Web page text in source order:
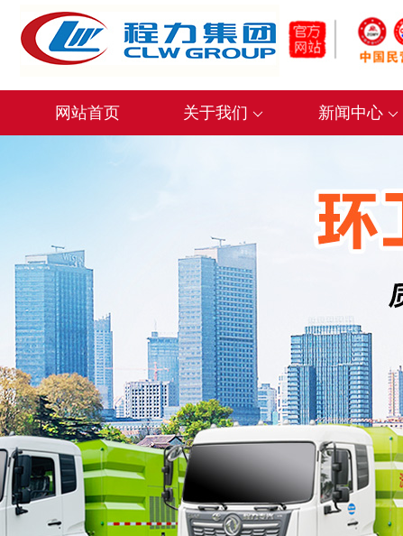
网站首页 关于我们 新闻中心